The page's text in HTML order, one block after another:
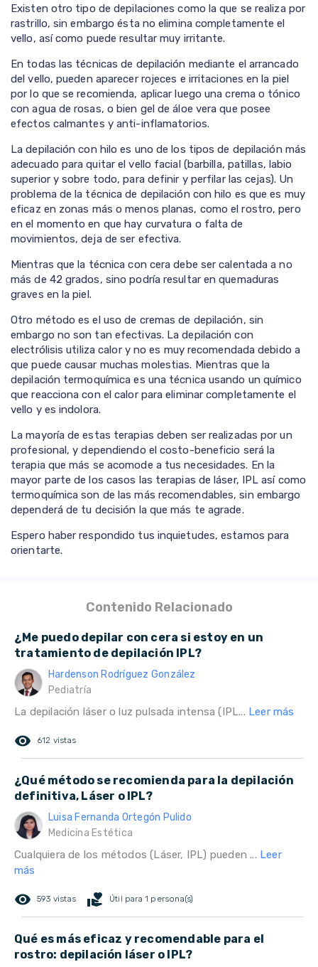
Existen otro tipo de depilaciones como la que se realiza por
rastrillo, sin embargo ésta no elimina completamente el
vello, así como puede resultar muy irritante.
En todas las técnicas de depilación mediante el arrancado
del vello, pueden aparecer rojeces e irritaciones en la piel
por lo que se recomienda, aplicar luego una crema o tónico
con agua de rosas, o bien gel de áloe vera que posee
efectos calmantes y anti-inflamatorios.
La depilación con hilo es uno de los tipos de depilación más
adecuado para quitar el vello facial (barbilla, patillas, labio
superior y sobre todo, para definir y perfilar las cejas). Un
problema de la técnica de depilación con hilo es que es muy
eficaz en zonas más o menos planas, como el rostro, pero
en el momento en que hay curvatura o falta de
movimientos, deja de ser efectiva.
Mientras que la técnica con cera debe ser calentada a no
más de 42 grados, sino podría resultar en quemaduras
graves en la piel.
Otro método es el uso de cremas de depilación, sin
embargo no son tan efectivas. La depilación con
electrólisis utiliza calor y no es muy recomendada debido a
que puede causar muchas molestias. Mientras que la
depilación termoquímica es una técnica usando un químico
que reacciona con el calor para eliminar completamente el
vello y es indolora.
La mayoría de estas terapias deben ser realizadas por un
profesional, y dependiendo el costo-beneficio será la
terapia que más se acomode a tus necesidades. En la
mayor parte de los casos las terapias de láser, IPL así como
termoquímica son de las más recomendables, sin embargo
dependerá de tu decisión la que más te agrade.
Espero haber respondido tus inquietudes, estamos para
orientarte.
Contenido Relacionado
¿Me puedo depilar con cera si estoy en un
tratamiento de depilación IPL?
Hardenson Rodríguez González
Pediatría
La depilación láser o luz pulsada intensa (IPL... Leer más
remove_red_eye 612 vistas
¿Qué método se recomienda para la depilación
definitiva, Láser o IPL?
Luisa Fernanda Ortegón Pulido
Medicina Estética
Cualquiera de los métodos (Láser, IPL) pueden ... Leer
más
remove_red_eye 593 vistas volunteer_activism Útil para 1 persona(s)
Qué es más eficaz y recomendable para el
rostro: depilación láser o IPL?